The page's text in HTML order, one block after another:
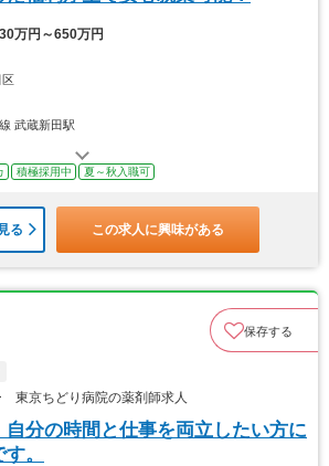
万円～650万円
区
武蔵新田駅
積極採用中 夏～秋入職可
る この求人に興味がある
保存する
東京ちどり病院の薬剤師求人
自分の時間と仕事を両立したい方に
。